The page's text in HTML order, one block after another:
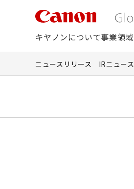
本
キヤノンについて事業領域
ニュースリリース IRニュース